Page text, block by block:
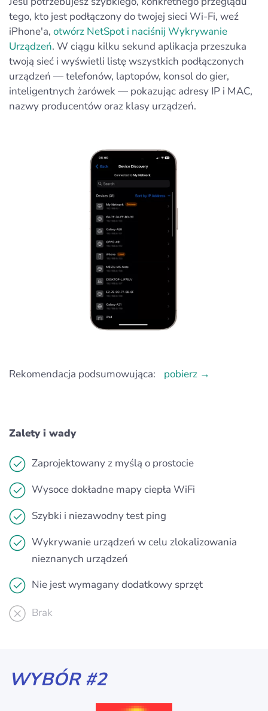
tego, kto jest podłączony do twojej sieci Wi-Fi, weź
iPhone'a, otwórz NetSpot i naciśnij Wykrywanie
Urządzeń. W ciągu kilku sekund aplikacja przeszuka
twoją sieć i wyświetli listę wszystkich podłączonych
urządzeń — telefonów, laptopów, konsol do gier,
inteligentnych żarówek — pokazując adresy IP i MAC,
nazwy producentów oraz klasy urządzeń.
Rekomendacja podsumowująca: pobierz →
Zalety i wady
Zaprojektowany z myślą o prostocie
Wysoce dokładne mapy ciepła WiFi
Szybki i niezawodny test ping
Wykrywanie urządzeń w celu zlokalizowania
nieznanych urządzeń
Nie jest wymagany dodatkowy sprzęt
Brak
WYBÓR #2